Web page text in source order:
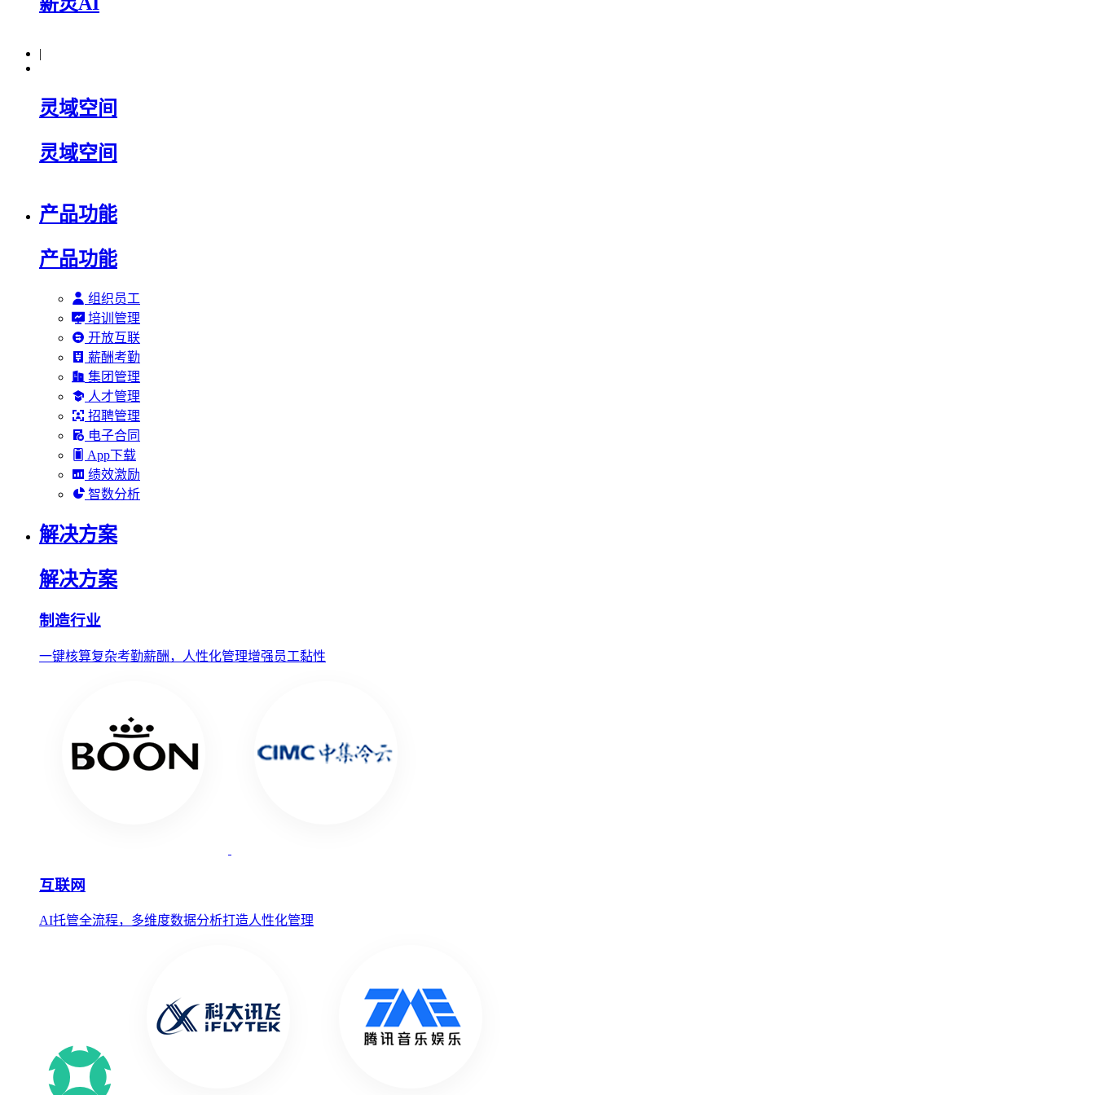
|
灵域空间
灵域空间
产品功能
产品功能
组织员工
培训管理
开放互联
薪酬考勤
集团管理
人才管理
招聘管理
电子合同
App下载
绩效激励
智数分析
解决方案
解决方案
制造行业
一键核算复杂考勤薪酬，人性化管理增强员工黏性
互联网
AI托管全流程，多维度数据分析打造人性化管理